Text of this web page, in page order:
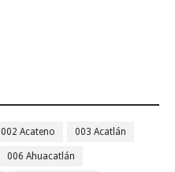
002 Acateno 003 Acatlán
006 Ahuacatlán